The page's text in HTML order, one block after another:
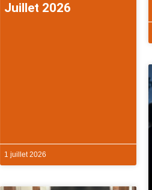
Juillet 2026
1 juillet 2026